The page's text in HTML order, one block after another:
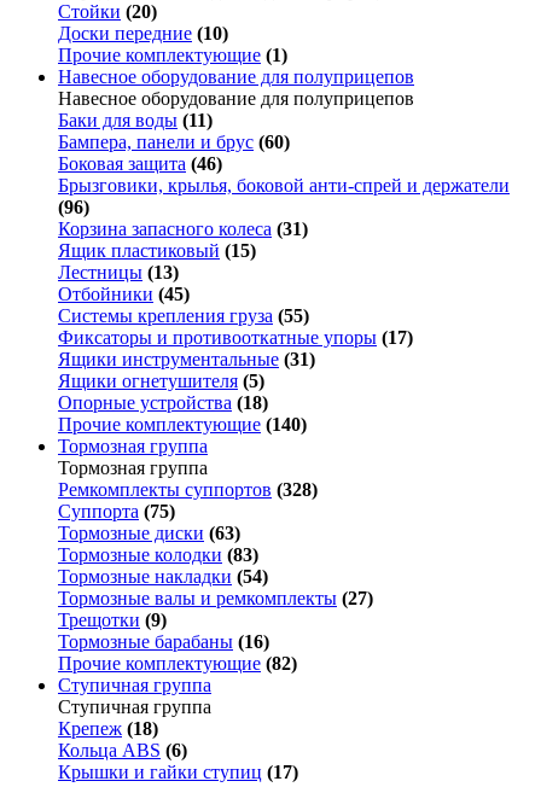
Стойки (20)
Доски передние (10)
Прочие комплектующие (1)
Навесное оборудование для полуприцепов
Навесное оборудование для полуприцепов
Баки для воды (11)
Бампера, панели и брус (60)
Боковая защита (46)
Брызговики, крылья, боковой анти-спрей и держатели
(96)
Корзина запасного колеса (31)
Ящик пластиковый (15)
Лестницы (13)
Отбойники (45)
Системы крепления груза (55)
Фиксаторы и противооткатные упоры (17)
Ящики инструментальные (31)
Ящики огнетушителя (5)
Опорные устройства (18)
Прочие комплектующие (140)
Тормозная группа
Тормозная группа
Ремкомплекты суппортов (328)
Суппорта (75)
Тормозные диски (63)
Тормозные колодки (83)
Тормозные накладки (54)
Тормозные валы и ремкомплекты (27)
Трещотки (9)
Тормозные барабаны (16)
Прочие комплектующие (82)
Ступичная группа
Ступичная группа
Крепеж (18)
Кольца ABS (6)
Крышки и гайки ступиц (17)